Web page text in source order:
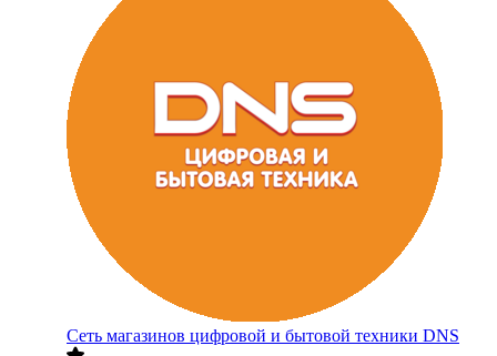
Сеть магазинов цифровой и бытовой техники DNS